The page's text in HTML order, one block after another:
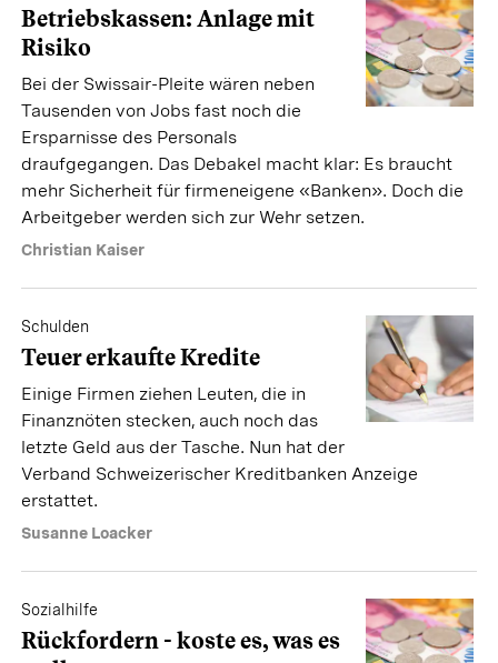
Betriebskassen: Anlage mit
Risiko
Bei der Swissair-Pleite wären neben
Tausenden von Jobs fast noch die
Ersparnisse des Personals
draufgegangen. Das Debakel macht klar: Es braucht
mehr Sicherheit für firmeneigene «Banken». Doch die
Arbeitgeber werden sich zur Wehr setzen.
Christian Kaiser
Schulden
Teuer erkaufte Kredite
Einige Firmen ziehen Leuten, die in
Finanznöten stecken, auch noch das
letzte Geld aus der Tasche. Nun hat der
Verband Schweizerischer Kreditbanken Anzeige
erstattet.
Susanne Loacker
Sozialhilfe
Rückfordern - koste es, was es